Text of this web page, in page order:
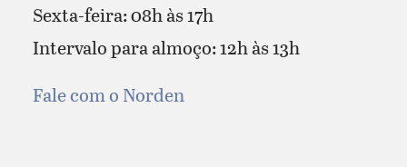
Sexta-feira: 08h às 17h
Intervalo para almoço: 12h às 13h
Fale com o Norden